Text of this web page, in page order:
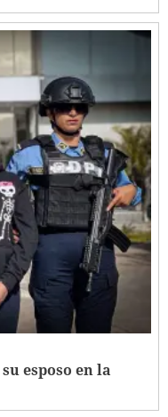
esposo en la